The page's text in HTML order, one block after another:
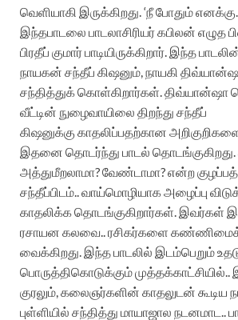
வெளியாகி இருக்கிறது . ‘நீபோதும்எனக்கு
இந்தபாடலை பாடலாசிரியர்கபிலன் எழுத
பிரதீப் குமார்பாடியிருக்கிறார் இந்த
நாயகன் சந்தீப் கிஷனும் நாயகி
சந்தித்துக்கொள்கிறார்கள் திவ்யான்ஷா
வீட்டின் நுழைவாயிலை திறந்து சந்தீப்
கிஷனுக்கு காதலிப்பதற்கான
இதனை தொடர்ந்து பாடல் தொடங்குகிறது
அத்துமீறலாமா?வேண்டாமா?என்ற
சந்தீப்பிடம் வாய்மொழியாகஅழைப்பு
காதலிக்கதொடங்குகிறார்கள் இவர்கள்
ரசாயன கலவை ரசிகர்களை
வைக்கிறது இந்தபாடலில் இடம்பெறும்
பொருத்திகொடுக்கும்முத்தக்காட்சியில்
குரலும் கலைஞர்களின் காதலுடன் கூடிய
புள்ளியில் சந்தித்து மாயாஜால நடனமாட